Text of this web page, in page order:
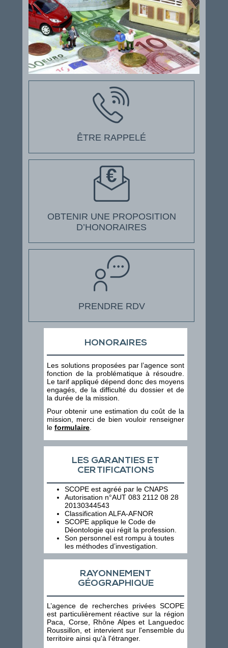
ÊTRE RAPPELÉ
OBTENIR UNE PROPOSITION
D’HONORAIRES
PRENDRE RDV
HONORAIRES
Les solutions proposées par l’agence sont
fonction de la problématique à résoudre.
Le tarif appliqué dépend donc des moyens
engagés, de la difficulté du dossier et de
la durée de la mission.
Pour obtenir une estimation du coût de la
mission, merci de bien vouloir renseigner
le formulaire.
LES GARANTIES ET
CERTIFICATIONS
SCOPE est agréé par le CNAPS
Autorisation n°AUT 083 2112 08 28
20130344543
Classification ALFA-AFNOR
SCOPE applique le Code de
Déontologie qui régit la profession.
Son personnel est rompu à toutes
les méthodes d’investigation.
RAYONNEMENT
GÉOGRAPHIQUE
L’agence de recherches privées SCOPE
est particulièrement réactive sur la région
Paca, Corse, Rhône Alpes et Languedoc
Roussillon, et intervient sur l'ensemble du
territoire ainsi qu'à l'étranger.